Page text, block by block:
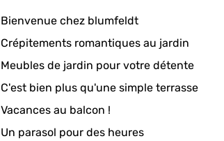
Bienvenue chez blumfeldt
Crépitements romantiques au jardin
Meubles de jardin pour votre détente
C'est bien plus qu'une simple terrasse
Vacances au balcon !
Un parasol pour des heures